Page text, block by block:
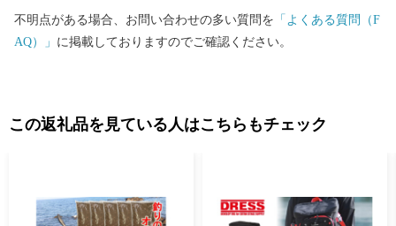
不明点がある場合、お問い合わせの多い質問を 「よくある質問（F
AQ）」 に掲載しておりますのでご確認ください。
この返礼品を見ている人はこちらもチェック